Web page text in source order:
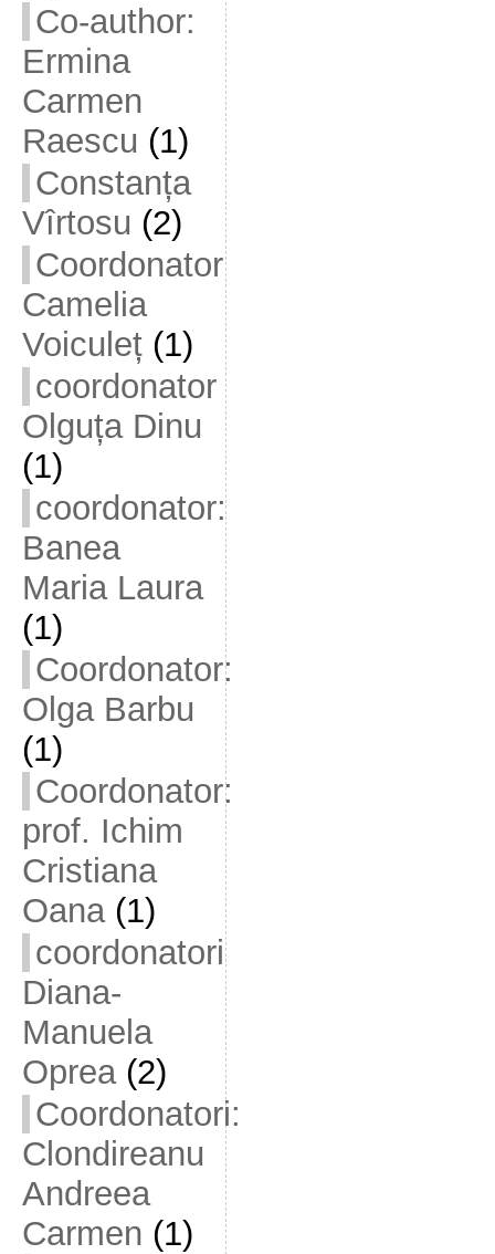
Co-author:
Ermina
Carmen
Raescu (1)
Constanța
Vîrtosu (2)
Coordonator
Camelia
Voiculeț(1)
coordonator
Olguța Dinu
(1)
coordonator:
Banea
Maria Laura
(1)
Coordonator:
Olga Barbu
(1)
Coordonator:
prof. Ichim
Cristiana
Oana(1)
coordonatori
Diana-
Manuela
Oprea(2)
Coordonatori:
Clondireanu
Andreea
Carmen (1)